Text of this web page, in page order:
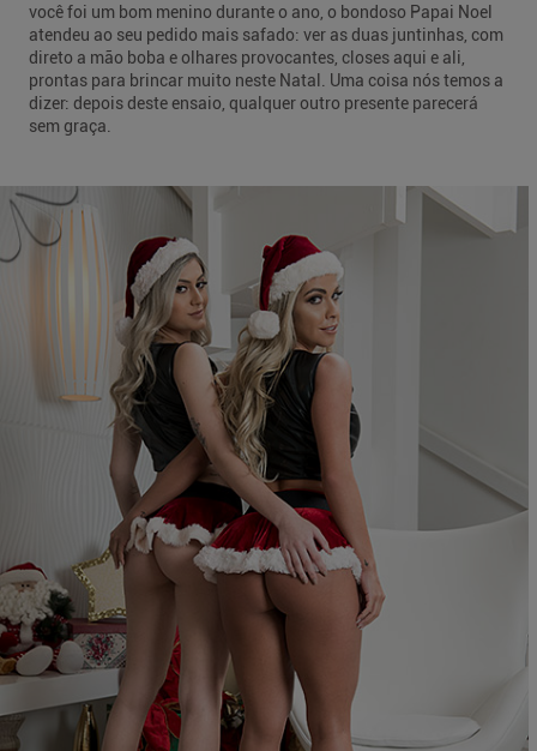
você foi um bom menino durante o ano, o bondoso Papai Noel
atendeu ao seu pedido mais safado: ver as duas juntinhas, com
direto a mão boba e olhares provocantes, closes aqui e ali,
prontas para brincar muito neste Natal. Uma coisa nós temos a
dizer: depois deste ensaio, qualquer outro presente parecerá
sem graça.